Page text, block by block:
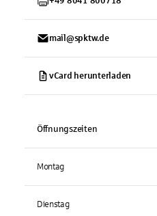
mail@spktw.de
vCard herunterladen
Öffnungszeiten
Montag
Dienstag